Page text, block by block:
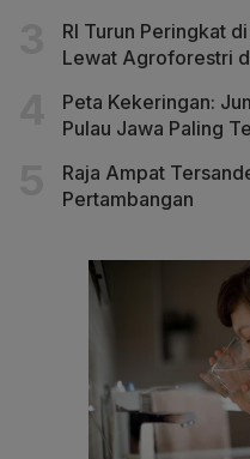
RI Turun Peringkat
Lewat Agroforestri
Peta Kekeringan:
Pulau Jawa Paling
Raja Ampat
Pertambangan